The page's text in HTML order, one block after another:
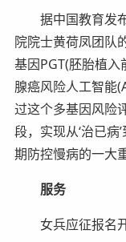
据中国教育发布
院院士黄荷凤团队
基因PGT(胚胎植
腺癌风险人工智能
过这个多基因风险
段，实现从‘治已病
期防控慢病的一大
服务
女兵应征报名